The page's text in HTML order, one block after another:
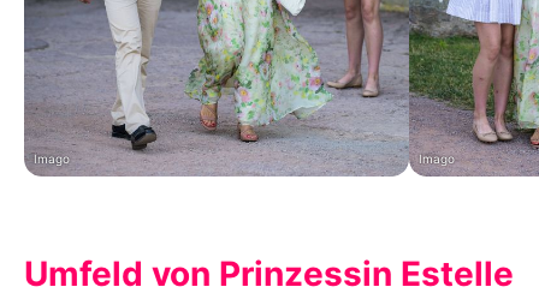
Imago Imago
Umfeld von Prinzessin Estelle